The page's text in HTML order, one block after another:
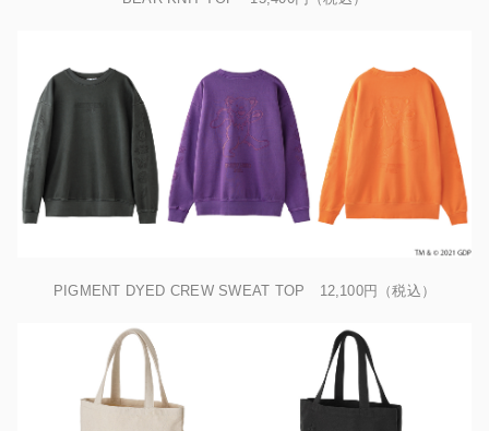
PIGMENT DYED CREW SWEAT TOP 12,100円（税込）